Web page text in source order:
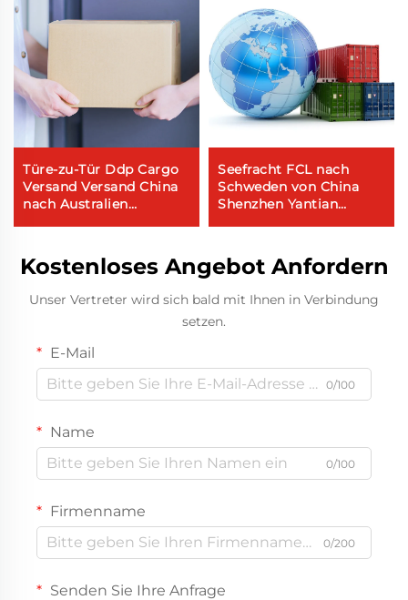
Türe-zu-Tür Ddp Cargo
Versand Versand China
nach Australien
Seefracht FCL nach
Schweden von China
Shenzhen Yantian
Kostenloses Angebot Anfordern
Unser Vertreter wird sich bald mit Ihnen in Verbindung
setzen.
E-Mail
0/100
Name
0/100
Firmenname
0/200
Senden Sie Ihre Anfrage